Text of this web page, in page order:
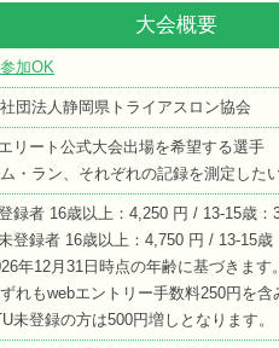
大会概要
加OK
団法人静岡県トライアスロン協会
リート公式大会出場を希望する選手
・ラン、それぞれの記録を測定した
録者 16歳以上：4,250 円 / 13-15歳
登録者 16歳以上：4,750 円 / 13-15
年12月31日時点の年齢に基づきます
ずれもwebエントリー手数料250円を含
未登録の方は500円増しとなります。